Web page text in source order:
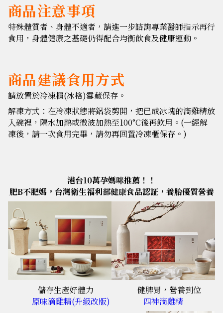
商品注意事項
特殊體質者、身體不適者，請進一步諮詢專業醫師指示再行
食用，身體健康之基礎仍得配合均衡飲食及健康運動。
商品建議食用方式
請放置於冷凍櫃(冰格)雪藏保存。
解凍方式：在冷凍狀態將鋁袋剪開，把已成冰塊的滴雞精放
入碗裡，隔水加熱或微波加熱至100°C後再飲用。(一經解
凍後，請一次食用完畢，請勿再回置冷凍櫃保存。)
港台10萬孕媽咪推薦！！
肥B不肥媽，台灣衛生福利部健康食品認証，養胎優質營養
儲存生產好體力
原味滴雞精(升級改版)
健脾胃，營養到位
四神滴雞精